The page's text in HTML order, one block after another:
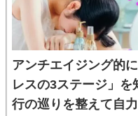
アンチエイジング的
レスの3ステージ」を
行の巡りを整えて自